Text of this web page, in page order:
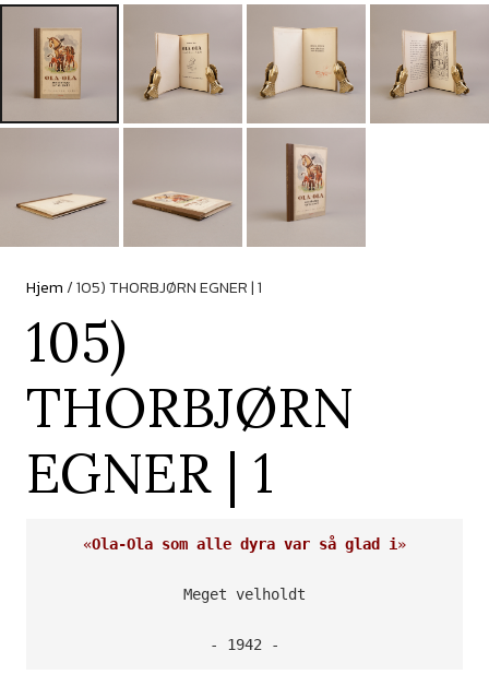
Hjem/ 105) THORBJØRN EGNER | 1
105)
THORBJØRN
EGNER | 1
«Ola-Ola som alle dyra var så glad i»
Meget velholdt
- 1942 -